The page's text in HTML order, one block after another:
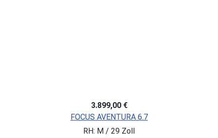
3.899,00 €
FOCUS AVENTURA 6.7
RH: M / 29 Zoll